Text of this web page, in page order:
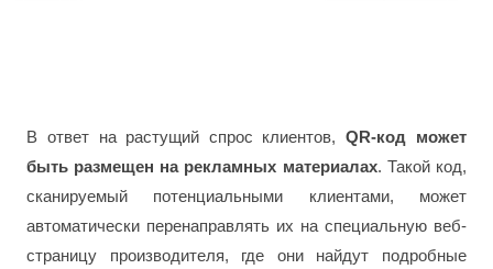
В ответ на растущий спрос клиентов, QR-код может
быть размещен на рекламных материалах. Такой код,
сканируемый потенциальными клиентами, может
автоматически перенаправлять их на специальную веб-
страницу производителя, где они найдут подробные